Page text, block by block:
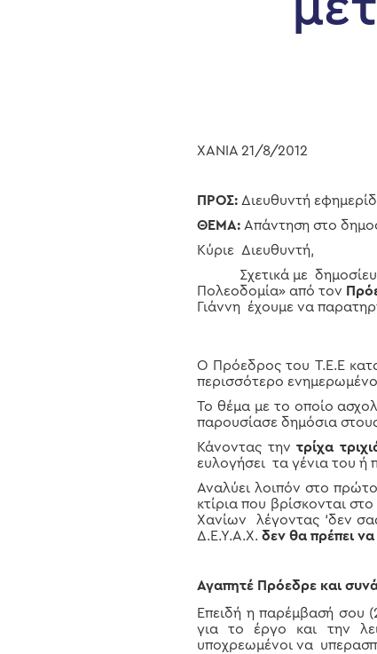
Hit enter to search or ESC to close
ΧΑΝΙΑ 21/8/2012
ΠΡΟΣ: Διευθυντή
ΘΕΜΑ: Απάντηση στο
Κύριε Διευθυντή,
Σχετικά με δημοσίευμα
Πολεοδομία» από τον
Γιάννη έχουμε να
Ο Πρόεδρος του Τ.Ε.Ε
περισσότερο
Το θέμα με το οποίο
παρουσίασε δημόσια
Κάνοντας τηντρίχα
ευλογήσει τα γένια του ή
Αναλύει λοιπόν στο
κτίρια που βρίσκονται
Χανίων λέγοντας ‘δεν
Δ.Ε.Υ.Α.Χ. δεν θα πρέπει να
Αγαπητέ Πρόεδρε και
Επειδή η παρέμβασή σου
για το έργο και την
υποχρεωμένοι να